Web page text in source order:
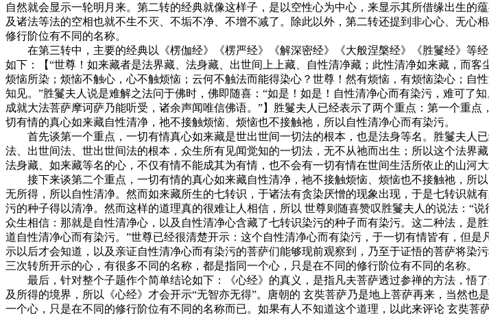
自然就会显示一轮明月来。第二转的经典就像这样子，是以空性心为中心，来显示其所借缘出生
及诸法等法的空相也就不生不灭、不垢不净、不增不减了。除此以外，第二转还提到非心心、无
修行阶位有不同的名称。
在第三转中，主要的经典以《楞伽经》《楞严经》《解深密经》《大般涅槃经》《胜鬘经》等
如下：【“世尊！如来藏者是法界藏、法身藏、出世间上上藏、自性清净藏；此性清净如来藏，而
烦恼所染；烦恼不触心，心不触烦恼；云何不触法而能得染心？世尊！然有烦恼，有烦恼染心；
知见。”胜鬘夫人说是难解之法问于佛时，佛即随喜：“如是！如是！自性清净心而有染污，难可了
成就大法菩萨摩诃萨乃能听受，诸余声闻唯信佛语。”】胜鬘夫人已经表示了两个重点：第一个重
切有情的真心如来藏自性清净，祂不接触烦恼、烦恼也不接触祂，所以自性清净心而有染污。
首先谈第一个重点，一切有情真心如来藏是世出世间一切法的根本，也是法身等名。胜鬘夫人
法、出世间法、世出世间法的根本，众生所有见闻觉知的一切法，无不从祂而出生；所以这个法界
法身藏、如来藏等名的心，不仅有情不能成其为有情，也不会有一切有情在世间生活所依止的山河大
接下来谈第二个重点，一切有情的真心如来藏自性清净，祂不接触烦恼、烦恼也不接触祂，所
无所得，所以自性清净。然而如来藏所生的七转识，于诸法有贪染厌憎的现象出现，于是七转识
污的种子得以清净。然而这样的道理真的很难让人相信，所以 世尊则随喜赞叹胜鬘夫人的说法：“
众生相信：那就是自性清净心，以及自性清净心含藏了七转识染污的种子而有染污。这二种法，
道自性清净心而有染污。”世尊已经很清楚开示：这个自性清净心而有染污，于一切有情皆有，但
示以后才会知道，以及亲证自性清净心而有染污的菩萨们能够现前观察到，乃至于证悟的菩萨将
三次转所开示的心，有很多不同的名称，都是指同一个心，只是在不同的修行阶位有不同的名称。
最后，针对整个子题作个简单结论如下：《心经》的真义，是指凡夫菩萨透过参禅的方法，悟
及所得的境界，所以《心经》才会开示“无智亦无得”。唐朝的 玄奘菩萨乃是地上菩萨再来，当然
一个心，只是在不同的修行阶位有不同的名称而已。如果有人不知道这个道理，以此来评论 玄奘